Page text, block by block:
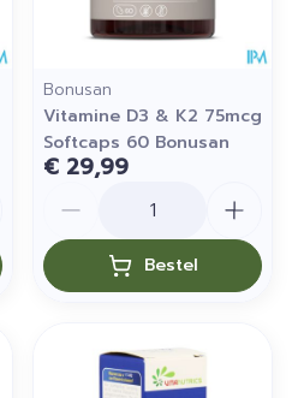
Bonusan
Vitamine D3 & K2 75mcg
Softcaps 60 Bonusan
€ 29,99
Bestel